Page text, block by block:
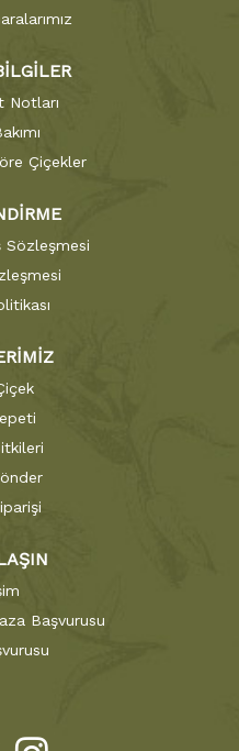
Notları
Çiçekler
Sözleşmesi
Başvurusu